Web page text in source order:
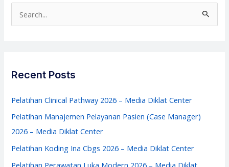
Media
Diklat
e
f
o
r
Recent Posts
Pelatihan Clinical Pathway 2026 – Media Diklat Center
Pelatihan Manajemen Pelayanan Pasien (Case Manager)
2026 – Media Diklat Center
Pelatihan Koding Ina Cbgs 2026 – Media Diklat Center
Pelatihan Perawatan Luka Modern 2026 – Media Diklat